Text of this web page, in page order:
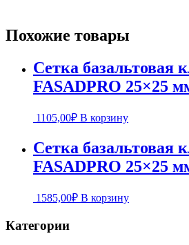
Похожие товары
Сетка базальтовая
FASADPRO 25×25
1105,00₽ В корзину
Сетка базальтовая
FASADPRO 25×25
1585,00₽ В корзину
Категории